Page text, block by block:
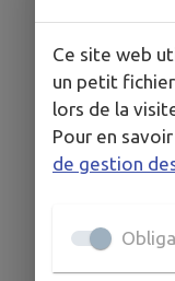
55 place du
03 28 62 81 45
Ce site web
un petit
lors de la
Pour en
de gestion